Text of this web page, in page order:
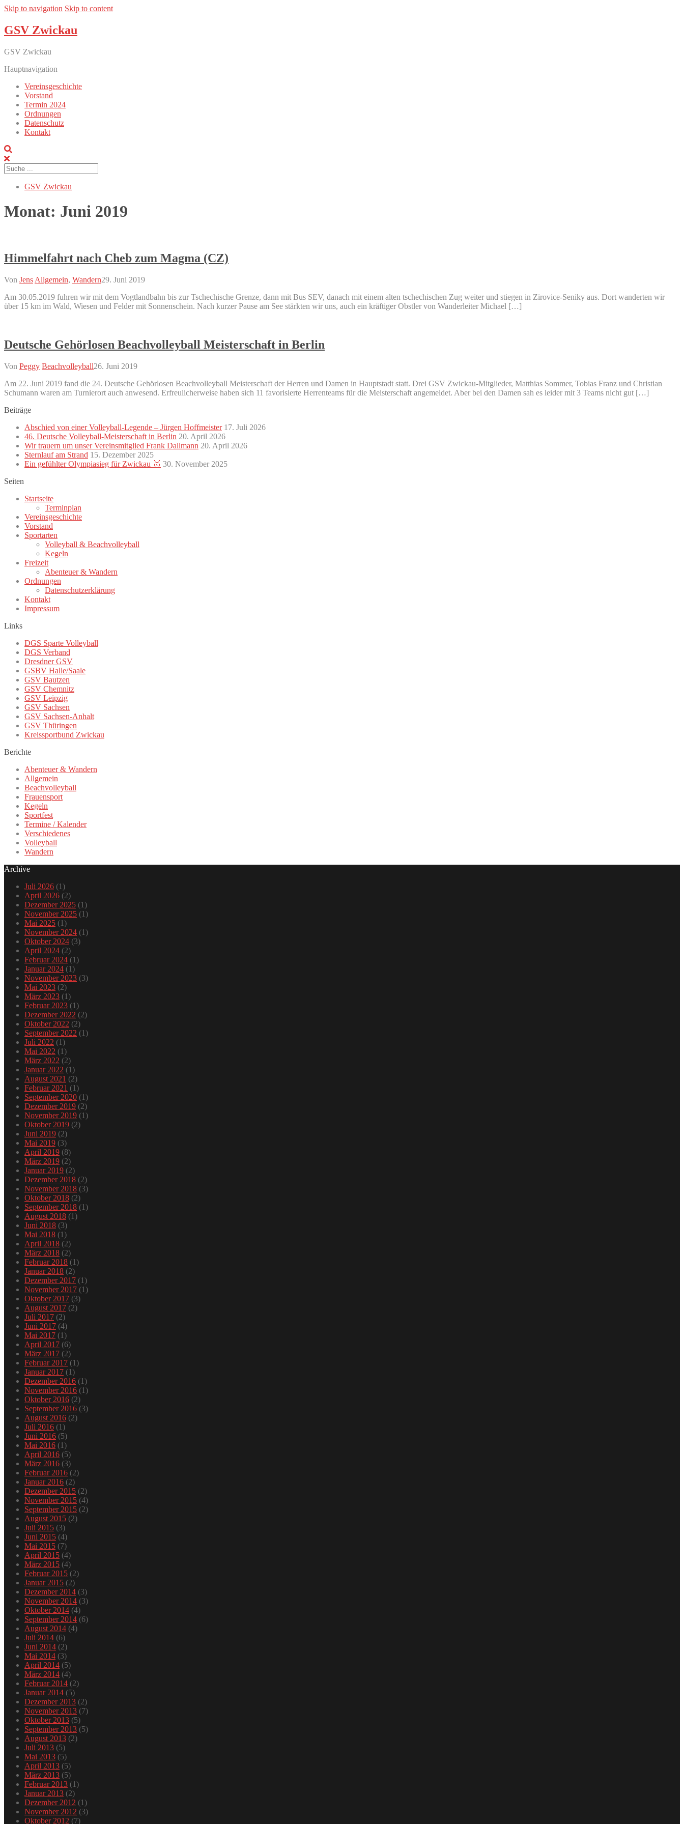
Skip to navigation Skip to content
GSV Zwickau
GSV Zwickau
Hauptnavigation
Vereinsgeschichte
Vorstand
Termin 2024
Ordnungen
Datenschutz
Kontakt
GSV Zwickau
Monat: Juni 2019
Himmelfahrt nach Cheb zum Magma (CZ)
Von Jens Allgemein, Wandern29. Juni 2019
Am 30.05.2019 fuhren wir mit dem Vogtlandbahn bis zur Tschechische Grenze, dann mit Bus SEV, danach mit einem alten tschechischen Zug weiter und stiegen in Zirovice-Seniky aus. Dort wanderten wir
über 15 km im Wald, Wiesen und Felder mit Sonnenschein. Nach kurzer Pause am See stärkten wir uns, auch ein kräftiger Obstler von Wanderleiter Michael […]
Deutsche Gehörlosen Beachvolleyball Meisterschaft in Berlin
Von Peggy Beachvolleyball26. Juni 2019
Am 22. Juni 2019 fand die 24. Deutsche Gehörlosen Beachvolleyball Meisterschaft der Herren und Damen in Hauptstadt statt. Drei GSV Zwickau-Mitglieder, Matthias Sommer, Tobias Franz und Christian
Schumann waren am Turnierort auch anwesend. Erfreulicherweise haben sich 11 favorisierte Herrenteams für die Meisterschaft angemeldet. Aber bei den Damen sah es leider mit 3 Teams nicht gut […]
Beiträge
Abschied von einer Volleyball-Legende – Jürgen Hoffmeister 17. Juli 2026
46. Deutsche Volleyball-Meisterschaft in Berlin 20. April 2026
Wir trauern um unser Vereinsmitglied Frank Dallmann 20. April 2026
Sternlauf am Strand 15. Dezember 2025
Ein gefühlter Olympiasieg für Zwickau 🥇 30. November 2025
Seiten
Startseite
Terminplan
Vereinsgeschichte
Vorstand
Sportarten
Volleyball & Beachvolleyball
Kegeln
Freizeit
Abenteuer & Wandern
Ordnungen
Datenschutzerklärung
Kontakt
Impressum
Links
DGS Sparte Volleyball
DGS Verband
Dresdner GSV
GSBV Halle/Saale
GSV Bautzen
GSV Chemnitz
GSV Leipzig
GSV Sachsen
GSV Sachsen-Anhalt
GSV Thüringen
Kreissportbund Zwickau
Berichte
Abenteuer & Wandern
Allgemein
Beachvolleyball
Frauensport
Kegeln
Sportfest
Termine / Kalender
Verschiedenes
Volleyball
Wandern
Archive
Juli 2026 (1)
April 2026 (2)
Dezember 2025 (1)
November 2025 (1)
Mai 2025 (1)
November 2024 (1)
Oktober 2024 (3)
April 2024 (2)
Februar 2024 (1)
Januar 2024 (1)
November 2023 (3)
Mai 2023 (2)
März 2023 (1)
Februar 2023 (1)
Dezember 2022 (2)
Oktober 2022 (2)
September 2022 (1)
Juli 2022 (1)
Mai 2022 (1)
März 2022 (2)
Januar 2022 (1)
August 2021 (2)
Februar 2021 (1)
September 2020 (1)
Dezember 2019 (2)
November 2019 (1)
Oktober 2019 (2)
Juni 2019 (2)
Mai 2019 (3)
April 2019 (8)
März 2019 (2)
Januar 2019 (2)
Dezember 2018 (2)
November 2018 (3)
Oktober 2018 (2)
September 2018 (1)
August 2018 (1)
Juni 2018 (3)
Mai 2018 (1)
April 2018 (2)
März 2018 (2)
Februar 2018 (1)
Januar 2018 (2)
Dezember 2017 (1)
November 2017 (1)
Oktober 2017 (3)
August 2017 (2)
Juli 2017 (2)
Juni 2017 (4)
Mai 2017 (1)
April 2017 (6)
März 2017 (2)
Februar 2017 (1)
Januar 2017 (1)
Dezember 2016 (1)
November 2016 (1)
Oktober 2016 (2)
September 2016 (3)
August 2016 (2)
Juli 2016 (1)
Juni 2016 (5)
Mai 2016 (1)
April 2016 (5)
März 2016 (3)
Februar 2016 (2)
Januar 2016 (2)
Dezember 2015 (2)
November 2015 (4)
September 2015 (2)
August 2015 (2)
Juli 2015 (3)
Juni 2015 (4)
Mai 2015 (7)
April 2015 (4)
März 2015 (4)
Februar 2015 (2)
Januar 2015 (2)
Dezember 2014 (3)
November 2014 (3)
Oktober 2014 (4)
September 2014 (6)
August 2014 (4)
Juli 2014 (6)
Juni 2014 (2)
Mai 2014 (3)
April 2014 (5)
März 2014 (4)
Februar 2014 (2)
Januar 2014 (5)
Dezember 2013 (2)
November 2013 (7)
Oktober 2013 (5)
September 2013 (5)
August 2013 (2)
Juli 2013 (5)
Mai 2013 (5)
April 2013 (5)
März 2013 (5)
Februar 2013 (1)
Januar 2013 (2)
Dezember 2012 (1)
November 2012 (3)
Oktober 2012 (7)